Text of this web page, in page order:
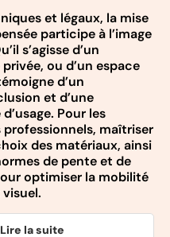
et légaux, la mise
participe à l’image
s’agisse d’un
ou d’un espace
d’un
et d’une
Pour les
maîtriser
des matériaux, ainsi
de pente et de
optimiser la mobilité
Lire la suite